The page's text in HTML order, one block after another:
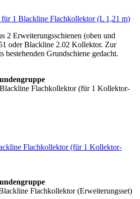
für 1 Blackline Flachkollektor (L 1,21 m)
2 Erweiterungsschienen (oben und
oder Blackline 2.02 Kollektor. Zur
bestehenden Grundschiene gedacht.
Flachkollektor (für 1 Kollektor-